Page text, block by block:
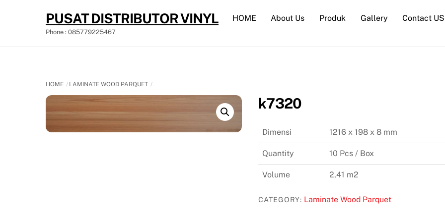
PUSAT DISTRIBUTOR VINYL
Phone : 085779225467
HOME About Us Produk Gallery Contact US
HOME LAMINATE WOOD PARQUET
k7320
Dimensi 1216 x 198 x 8 mm
Quantity 10 Pcs / Box
Volume 2,41 m2
CATEGORY: Laminate Wood Parquet